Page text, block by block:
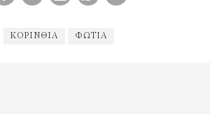
ΚΟΡΙΝΘΊΑ ΦΩΤΙΑ